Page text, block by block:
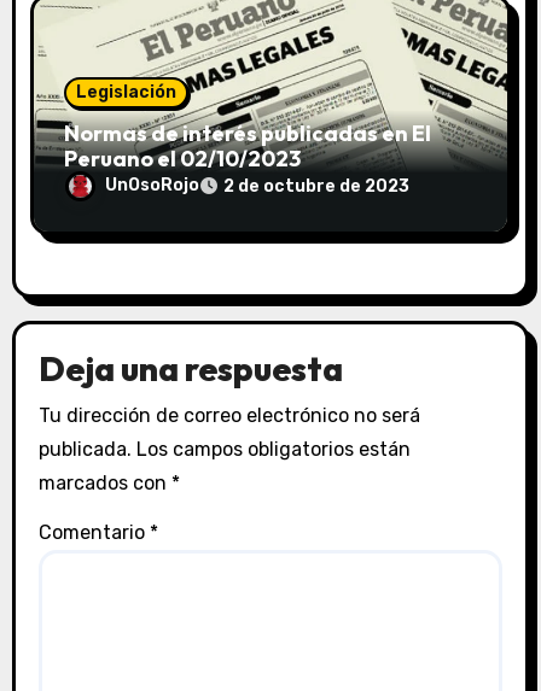
Legislación
Normas de interés publicadas en El
Peruano el 02/10/2023
UnOsoRojo 2 de octubre de 2023
Deja una respuesta
Tu dirección de correo electrónico no será
publicada. Los campos obligatorios están
marcados con *
Comentario *